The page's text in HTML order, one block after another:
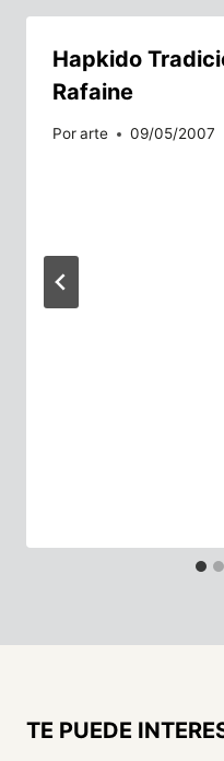
Hapkido
Rafaine
Porarte 09/05/2007
TE PUEDE